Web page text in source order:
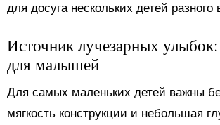
для досуга нескольких детей разного
Источник лучезарных
для малышей
Для самых маленьких детей важны
мягкость конструкции и небольшая